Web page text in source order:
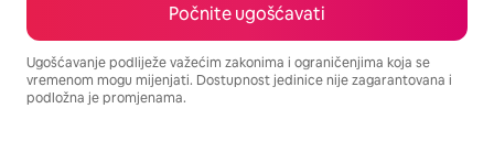
Počnite ugošćavati
Ugošćavanje podliježe važećim zakonima i ograničenjima koja se
vremenom mogu mijenjati. Dostupnost jedinice nije zagarantovana i
podložna je promjenama.